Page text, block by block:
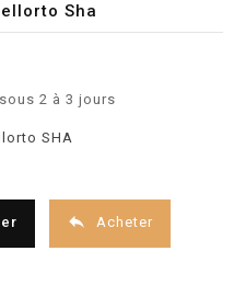
Sha
2 à 3 jours
SHA
 Acheter